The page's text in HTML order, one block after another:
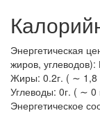
Энергетическая
жиров,
Жиры: 0.2г. ( ∼ 1,8
Углеводы: 0г. ( ∼ 0
Энергетическое